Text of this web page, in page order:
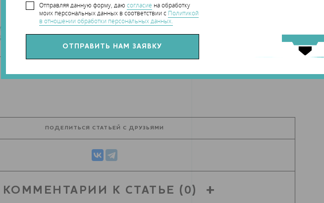
Отправляя данную форму, даю согласие на обработку
моих персональных данных в соответствии с Политикой
в отношении обработки персональных данных.
(CES)
канале:t.me/Techart_CaseStudy
ПОДЕЛИТЬСЯ СТАТЬЕЙ С ДРУЗЬЯМИ
КОММЕНТАРИИ К СТАТЬЕ (0)